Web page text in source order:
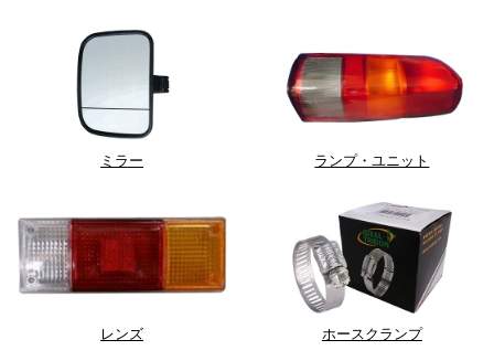
ミラー ランプ・ユニット
レンズ ホースクランプ